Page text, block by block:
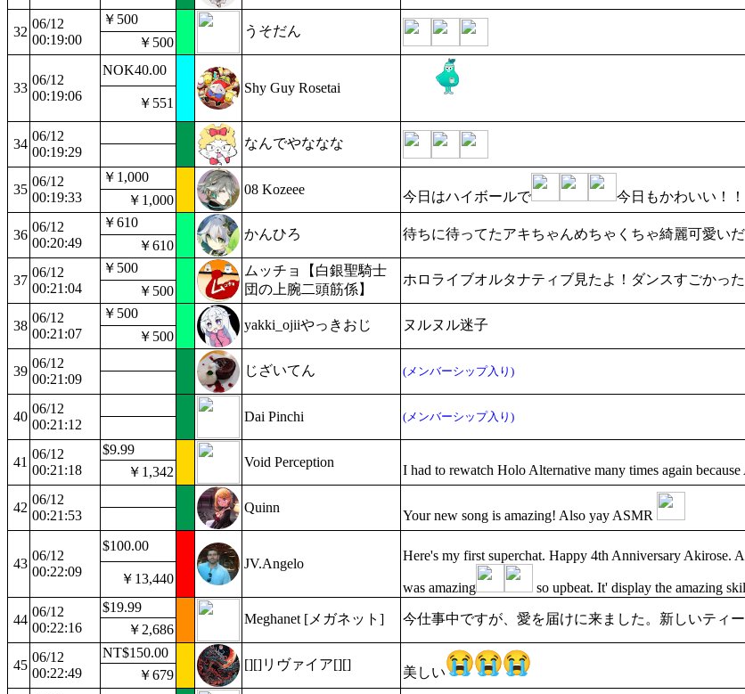
32
06/12
00:19:00
￥500
うそだん
￥500
33
06/12
00:19:06
NOK40.00
Shy Guy Rosetai
￥551
34
06/12
00:19:29
なんでやななな
35
06/12
00:19:33
￥1,000
08 Kozeee
今日はハイボールで 今日もかわいい！！
￥1,000
36
06/12
00:20:49
￥610
かんひろ 待ちに待ってたアキちゃんめちゃくちゃ綺麗可愛い
￥610
37
06/12
00:21:04
￥500
ムッチョ【白銀聖騎士
団の上腕二頭筋係】
ホロライブオルタナティブ見たよ！ダンスすごかっ
￥500
38
06/12
00:21:07
￥500
yakki_ojiiやっきおじ ヌルヌル迷子
￥500
39
06/12
00:21:09
じざいてん (メンバーシップ入り)
40
06/12
00:21:12
Dai Pinchi (メンバーシップ入り)
41
06/12
00:21:18
$9.99
Void Perception
I had to rewatch Holo Alternative many times again because
￥1,342
42
06/12
00:21:53
Quinn
Your new song is amazing! Also yay ASMR
43
06/12
00:22:09
$100.00
JV.Angelo
Here's my first superchat. Happy 4th Anniversary Akirose.
was amazing so upbeat. It' display the amazing
￥13,440
44
06/12
00:22:16
$19.99
Meghanet [メガネット] 今仕事中ですが、愛を届けに来ました。新しいティ
￥2,686
45
06/12
00:22:49
NT$150.00
[][]リヴァイア[][]
美しい
￥679